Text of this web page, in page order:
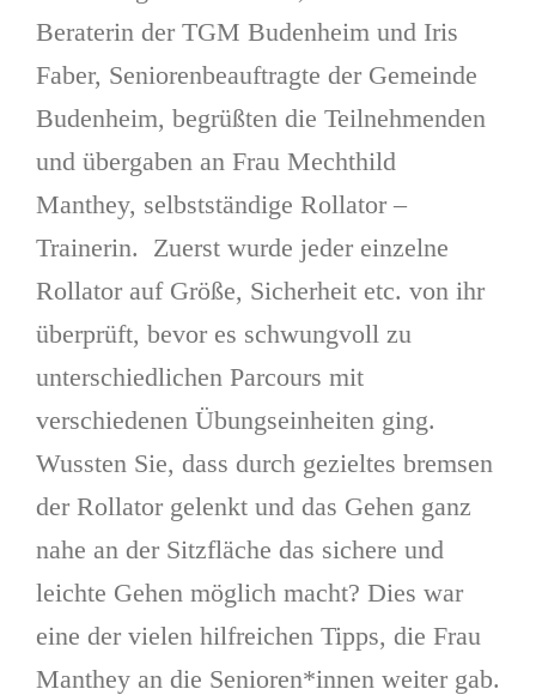
Beraterin der TGM Budenheim und Iris
Faber, Seniorenbeauftragte der Gemeinde
Budenheim, begrüßten die Teilnehmenden
und übergaben an Frau Mechthild
Manthey, selbstständige Rollator –
Trainerin. Zuerst wurde jeder einzelne
Rollator auf Größe, Sicherheit etc. von ihr
überprüft, bevor es schwungvoll zu
unterschiedlichen Parcours mit
verschiedenen Übungseinheiten ging.
Wussten Sie, dass durch gezieltes bremsen
der Rollator gelenkt und das Gehen ganz
nahe an der Sitzfläche das sichere und
leichte Gehen möglich macht? Dies war
eine der vielen hilfreichen Tipps, die Frau
Manthey an die Senioren*innen weiter gab.